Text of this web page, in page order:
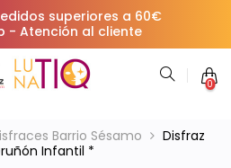
superiores a 60€
- Atención al cliente
0
Barrio Sésamo
Disfraz
Infantil *